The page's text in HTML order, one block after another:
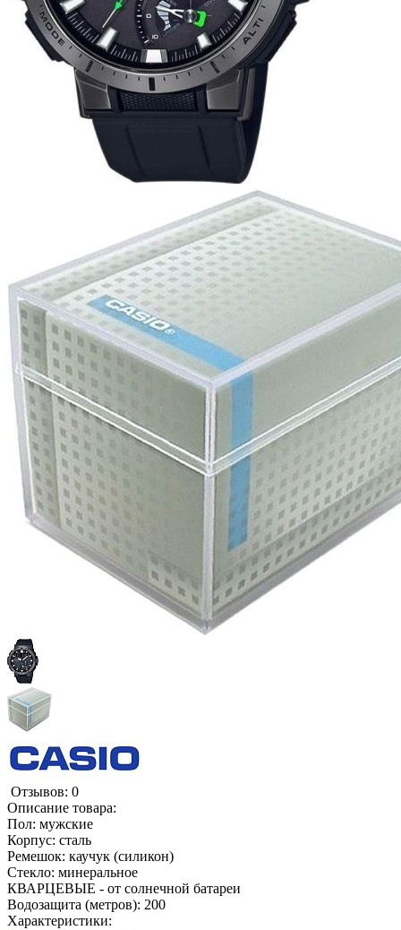
Отзывов: 0
Описание товара:
Пол: мужские
Корпус: сталь
Ремешок: каучук (силикон)
Стекло: минеральное
КВАРЦЕВЫЕ - от солнечной батареи
Водозащита (метров): 200
Характеристики: